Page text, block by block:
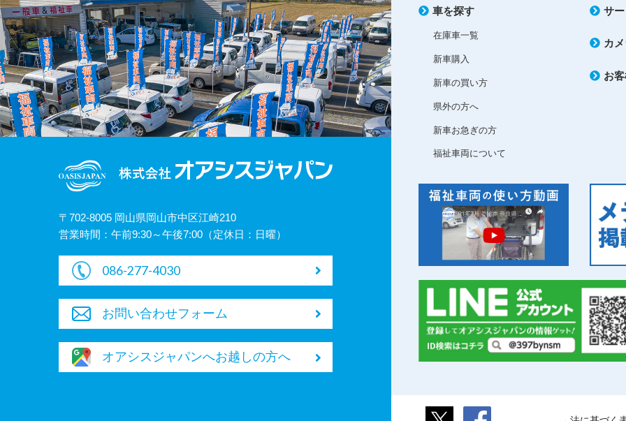
〒702-8005 岡山県岡山市中区江崎210
営業時間：午前9:30～午後7:00（定休日：日曜）
086-277-4030
お問い合わせフォーム
オアシスジャパンへお越しの方へ
車を探す
在庫車一覧
新車購入
新車の買い方
県外の方へ
新車お急ぎの方
福祉車両について
サ
カ
お